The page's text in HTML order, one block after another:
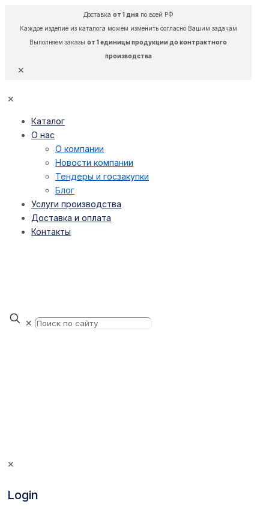
Доставка от 1 дняпо всей РФ
Каждое изделие из каталога можем изменить согласно Вашим задачам
Выполняем заказы от 1 единицы продукции до контрактного
производства
✕
✕
Каталог
О нас
О компании
Новости компании
Тендеры и госзакупки
Блог
Услуги производства
Доставка и оплата
Контакты
✕
✕
Login